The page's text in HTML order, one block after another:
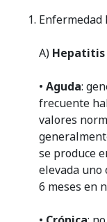
Enfermedad
A) Hepatitis
• Aguda:
frecuente
valores
se produce
elevada uno
6 meses en